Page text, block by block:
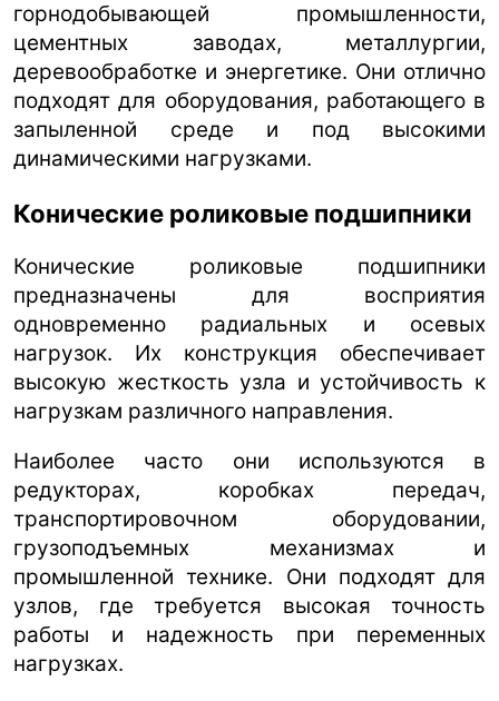
горнодобывающей промышленности,
цементных заводах, металлургии,
деревообработке и энергетике. Они отлично
подходят для оборудования, работающего в
запыленной среде и под высокими
динамическими нагрузками.
Конические роликовые подшипники
Конические роликовые подшипники
предназначены для восприятия
одновременно радиальных и осевых
нагрузок. Их конструкция обеспечивает
высокую жесткость узла и устойчивость к
нагрузкам различного направления.
Наиболее часто они используются в
редукторах, коробках передач,
транспортировочном оборудовании,
грузоподъемных механизмах и
промышленной технике. Они подходят для
узлов, где требуется высокая точность
работы и надежность при переменных
нагрузках.